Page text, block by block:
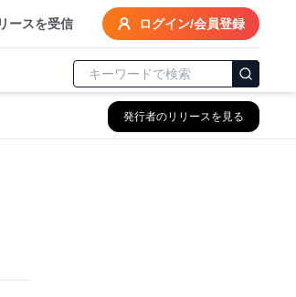
ースを受信 ログイン/会員登録
発行者のリリースを見る